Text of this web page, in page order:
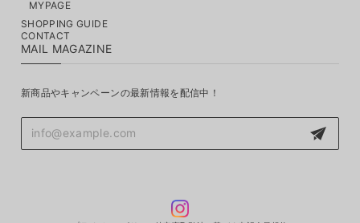
MYPAGE
SHOPPING GUIDE
CONTACT
MAIL MAGAZINE
新商品やキャンペーンの最新情報を配信中！